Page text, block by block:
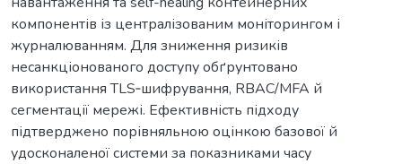
компонентів із централізованим моніторингом і
журналюванням. Для зниження ризиків
несанкціонованого доступу обґрунтовано
використання TLS‑шифрування, RBAC/MFA й
сегментації мережі. Ефективність підходу
підтверджено порівняльною оцінкою базової й
удосконаленої системи за показниками часу